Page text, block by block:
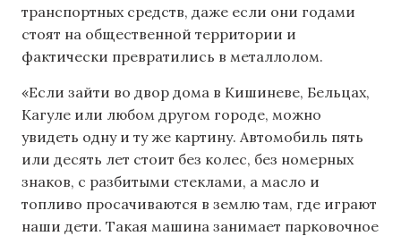
транспортных средств, даже если они годами
стоят на общественной территории и
фактически превратились в металлолом.
«Если зайти во двор дома в Кишиневе, Бельцах,
Кагуле или любом другом городе, можно
увидеть одну и ту же картину. Автомобиль пять
или десять лет стоит без колес, без номерных
знаков, с разбитыми стеклами, а масло и
топливо просачиваются в землю там, где играют
наши дети. Такая машина занимает парковочное